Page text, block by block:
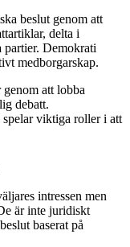
beslut genom att
delta i
partier. Demokrati
medborgarskap.
att lobba
debatt.
viktiga roller i att
intressen men
är inte juridiskt
baserat på